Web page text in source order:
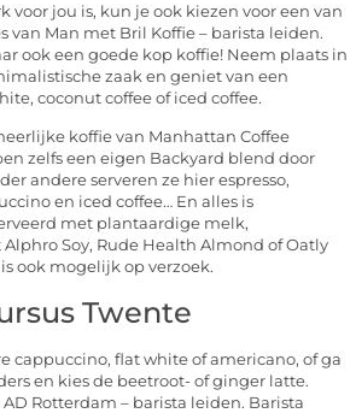
voor jou is, kun je ook kiezen voor een van
van Man met Bril Koffie – barista leiden.
ook een goede kop koffie! Neem plaats in
zaak en geniet van een
coconut coffee of iced coffee.
koffie van Manhattan Coffee
zelfs een eigen Backyard blend door
andere serveren ze hier espresso,
en iced coffee… En alles is
met plantaardige melk,
Soy, Rude Health Almond of Oatly
ook mogelijk op verzoek.
Twente
cappuccino, flat white of americano, of ga
en kies de beetroot- of ginger latte.
AD Rotterdam – barista leiden. Barista